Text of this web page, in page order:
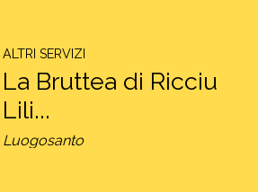
ALTRI SERVIZI
La Bruttea di Ricciu
Lili...
Luogosanto